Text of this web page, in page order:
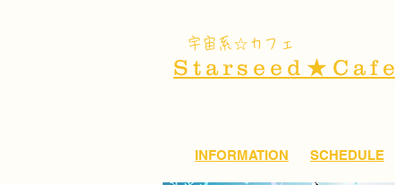
​宇宙系☆カフェ
Starseed★Cafe
INFORMATION SCHEDULE